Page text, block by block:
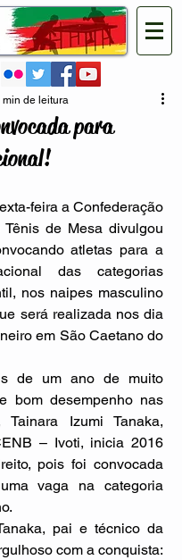
para
min de leitura
Tênis de Mesa divulgou
atletas para a
das categorias
nos naipes masculino
será realizada nos dia
em São Caetano do
bom desempenho nas
Tainara Izumi Tanaka,
– Ivoti, inicia 2016
pois foi convocada
vaga na categoria
com a conquista: